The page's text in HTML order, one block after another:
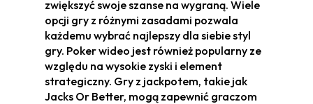
zwiększyć swoje szanse na wygraną. Wiele
opcji gry z różnymi zasadami pozwala
każdemu wybrać najlepszy dla siebie styl
gry. Poker wideo jest również popularny ze
względu na wysokie zyski i element
strategiczny. Gry z jackpotem, takie jak
Jacks Or Better, mogą zapewnić graczom